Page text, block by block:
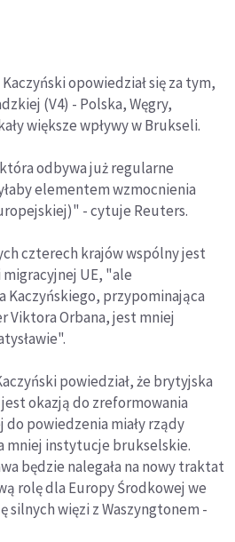
opowiedział się za tym,
(V4) - Polska, Węgry,
większe wpływy w Brukseli.
odbywa już regularne
elementem wzmocnienia
- cytuje Reuters.
czterech krajów wspólny jest
UE, "ale
Kaczyńskiego, przypominająca
Viktora Orbana, jest mniej
powiedział, że brytyjska
okazją do zreformowania
powiedzenia miały rządy
mniej instytucje brukselskie.
będzie nalegała na nowy traktat
rolę dla Europy Środkowej we
silnych więzi z Waszyngtonem -